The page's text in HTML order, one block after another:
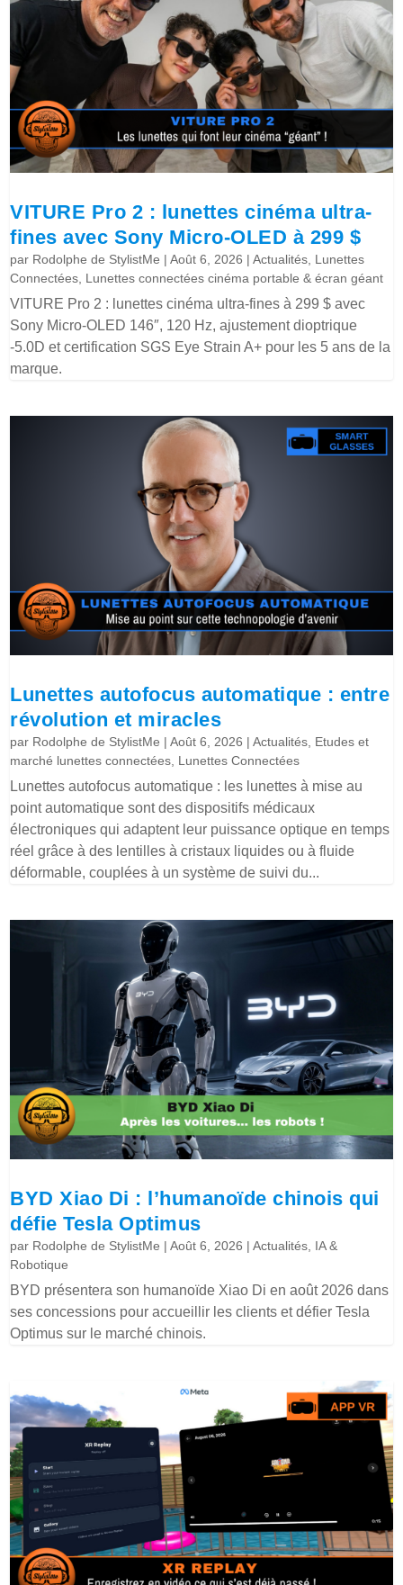
VITURE Pro 2 : lunettes cinéma ultra-
fines avec Sony Micro-OLED à 299 $
par Rodolphe de StylistMe |Août 6, 2026 |Actualités Lunettes
Connectées Lunettes connectées cinéma portable & écran géant
VITURE Pro 2 : lunettes cinéma ultra-fines à 299 $ avec
Sony Micro-OLED 146″, 120 Hz, ajustement dioptrique
-5.0D et certification SGS Eye Strain A+ pour les 5 ans de la
marque.
Lunettes autofocus automatique : entre
révolution et miracles
par Rodolphe de StylistMe |Août 6, 2026 |Actualités Etudes et
marché lunettes connectées Lunettes Connectées
Lunettes autofocus automatique : les lunettes à mise au
point automatique sont des dispositifs médicaux
électroniques qui adaptent leur puissance optique en temps
réel grâce à des lentilles à cristaux liquides ou à fluide
déformable, couplées à un système de suivi du...
BYD Xiao Di : l’humanoïde chinois qui
défie Tesla Optimus
par Rodolphe de StylistMe |Août 6, 2026 |Actualités IA &
Robotique
BYD présentera son humanoïde Xiao Di en août 2026 dans
ses concessions pour accueillir les clients et défier Tesla
Optimus sur le marché chinois.